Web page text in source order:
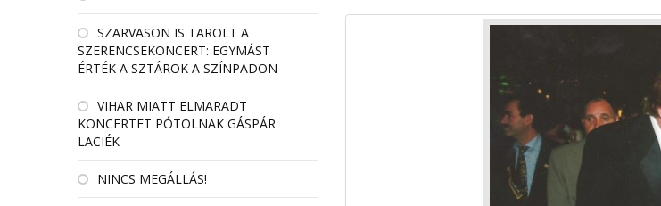
SZARVASON IS TAROLT A
SZERENCSEKONCERT: EGYMÁST
ÉRTÉK A SZTÁROK A SZÍNPADON
VIHAR MIATT ELMARADT
KONCERTET PÓTOLNAK GÁSPÁR
LACIÉK
NINCS MEGÁLLÁS!